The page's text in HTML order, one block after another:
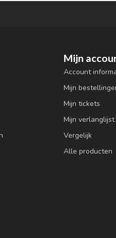
Mijn
Account
Mijn
Mijn tickets
Mijn verlanglijst
Vergelijk
Alle producten